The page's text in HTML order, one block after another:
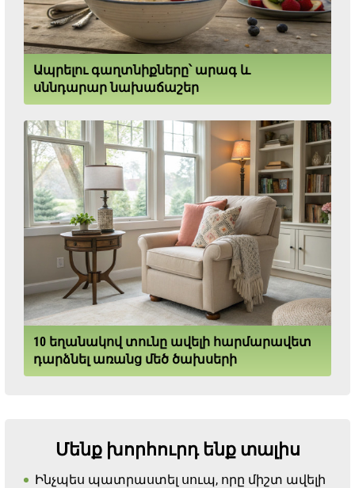
Ապրելու գաղտնիքները՝ արագ և
սննդարար նախաճաշեր
10 եղանակով տունը ավելի հարմարավետ
դարձնել առանց մեծ ծախսերի
Մենք խորհուրդ ենք տալիս
Ինչպես պատրաստել սուպ, որը միշտ ավելի